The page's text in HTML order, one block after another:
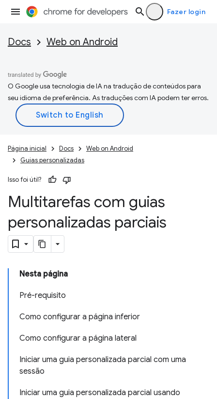
Fazer login
Docs Web on Android
O Google usa tecnologia de IA na tradução de conteúdos para
seu idioma de preferência. As traduções com IA podem ter erros.
Página inicial Docs
Web on Android
Guias personalizadas
Isso foi útil?
Multitarefas com guias
personalizadas parciais
Nesta página
Pré-requisito
Como configurar a página inferior
Como configurar a página lateral
Iniciar uma guia personalizada parcial com uma
sessão
Iniciar uma guia personalizada parcial usando